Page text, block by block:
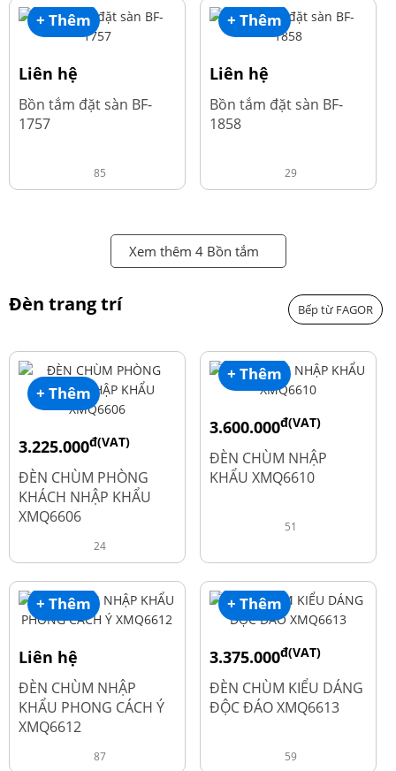
+ Thêm
Liên hệ
Bồn tắm đặt sàn BF-
1757
85
+ Thêm
Liên hệ
Bồn tắm đặt sàn BF-
1858
29
Xem thêm 4 Bồn tắm
Đèn trang trí Bếp từ FAGOR
+ Thêm
3.225.000đ(VAT)
4.300.000
ĐÈN CHÙM PHÒNG
KHÁCH NHẬP KHẨU
XMQ6606
24
+ Thêm
3.600.000đ(VAT)
4.800.000
ĐÈN CHÙM NHẬP
KHẨU XMQ6610
51
+ Thêm
Liên hệ
ĐÈN CHÙM NHẬP
KHẨU PHONG CÁCH Ý
XMQ6612
87
+ Thêm
3.375.000đ(VAT)
4.500.000
ĐÈN CHÙM KIỂU DÁNG
ĐỘC ĐÁO XMQ6613
59